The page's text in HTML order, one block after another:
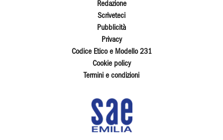
Redazione
Scriveteci
Pubblicità
Privacy
Codice Etico e Modello 231
Cookie policy
Termini e condizioni